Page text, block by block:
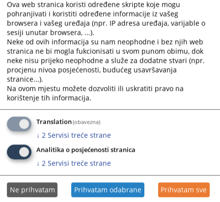
calendar
and
select
a
date.
Press
the
question
mark
key
to
get
the
keyboard
shortcuts
for
changing
dates.
calendar
and
select
a
date.
Press
question
mark
key
to
get
keyboard
shortcuts
for
changing
dates.
13.12.2023.
Okružni privredni sud u Prijedoru
29.03.2023.
Prijem radnika-Referent u registru privrednih subjekata
Ova web stranica koristi određene skripte koje mogu
pohranjivati i koristiti određene informacije iz vašeg
browsera i vašeg uređaja (npr. IP adresa uređaja, varijable o
sesiji unutar browsera, ...).
Neke od ovih informacija su nam neophodne i bez njih web
stranica ne bi mogla fukcionisati u svom punom obimu, dok
neke nisu prijeko neophodne a služe za dodatne stvari (npr.
procjenu nivoa posjećenosti, budućeg usavršavanja
stranice...).
Na ovom mjestu možete dozvoliti ili uskratiti pravo na
korištenje tih informacija.
Translation(obavezna)
↓ 2 Servisi treće strane
Analitika o posjećenosti stranica
↓ 2 Servisi treće strane
Ne prihvatam Prihvatam odabrane Prihvatam sve